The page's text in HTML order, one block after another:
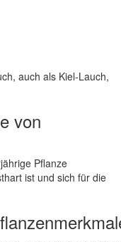
auch als Kiel-Lauch,
von
Pflanze
ist und sich für die